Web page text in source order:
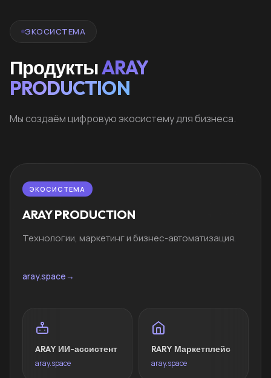
ЭКОСИСТЕМА
ПродуктыARAY
PRODUCTION
Мы создаём цифровую экосистему для бизнеса.
ЭКОСИСТЕМА
ARAY PRODUCTION
Технологии, маркетинг и бизнес-автоматизация.
aray.space→
ARAY ИИ-ассистент
aray.space
RARY Маркетплейс
aray.space